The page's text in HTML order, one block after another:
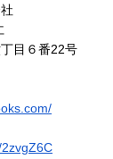
目６番22号